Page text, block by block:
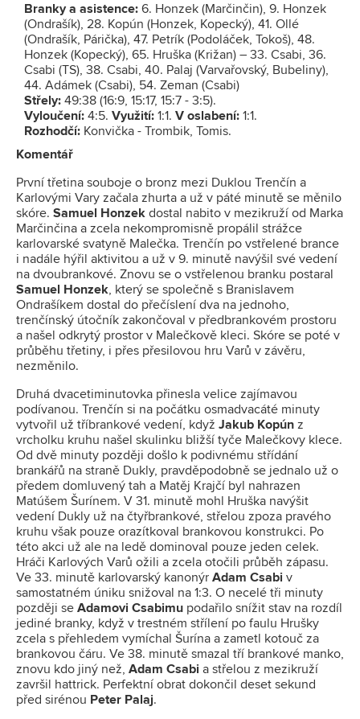
Branky a asistence: 6. Honzek (Marčinčin), 9. Honzek
(Ondrašík), 28. Kopún (Honzek, Kopecký), 41. Ollé
(Ondrašík, Párička), 47. Petrík (Podoláček, Tokoš), 48.
Honzek (Kopecký), 65. Hruška (Križan) – 33. Csabi, 36.
Csabi (TS), 38. Csabi, 40. Palaj (Varvařovský, Bubeliny),
44. Adámek (Csabi), 54. Zeman (Csabi)
Střely: 49:38 (16:9, 15:17, 15:7 - 3:5).
Vyloučení: 4:5. Využití: 1:1. V oslabení: 1:1.
Rozhodčí: Konvička - Trombik, Tomis.
Komentář
První třetina souboje o bronz mezi Duklou Trenčín a
Karlovými Vary začala zhurta a už v páté minutě se měnilo
skóre. Samuel Honzek dostal nabito v mezikruží od Marka
Marčinčina a zcela nekompromisně propálil strážce
karlovarské svatyně Malečka. Trenčín po vstřelené brance
i nadále hýřil aktivitou a už v 9. minutě navýšil své vedení
na dvoubrankové. Znovu se o vstřelenou branku postaral
Samuel Honzek, který se společně s Branislavem
Ondrašíkem dostal do přečíslení dva na jednoho,
trenčínský útočník zakončoval v předbrankovém prostoru
a našel odkrytý prostor v Malečkově kleci. Skóre se poté v
průběhu třetiny, i přes přesilovou hru Varů v závěru,
nezměnilo.
Druhá dvacetiminutovka přinesla velice zajímavou
podívanou. Trenčín si na počátku osmadvacáté minuty
vytvořil už tříbrankové vedení, když Jakub Kopún z
vrcholku kruhu našel skulinku bližší tyče Malečkovy klece.
Od dvě minuty později došlo k podivnému střídání
brankářů na straně Dukly, pravděpodobně se jednalo už o
předem domluvený tah a Matěj Krajčí byl nahrazen
Matúšem Šurínem. V 31. minutě mohl Hruška navýšit
vedení Dukly už na čtyřbrankové, střelou zpoza pravého
kruhu však pouze orazítkoval brankovou konstrukci. Po
této akci už ale na ledě dominoval pouze jeden celek.
Hráči Karlových Varů ožili a zcela otočili průběh zápasu.
Ve 33. minutě karlovarský kanonýr Adam Csabi v
samostatném úniku snižoval na 1:3. O necelé tři minuty
později se Adamovi Csabimu podařilo snížit stav na rozdíl
jediné branky, když v trestném střílení po faulu Hrušky
zcela s přehledem vymíchal Šurína a zametl kotouč za
brankovou čáru. Ve 38. minutě smazal tří brankové manko,
znovu kdo jiný než, Adam Csabi a střelou z mezikruží
završil hattrick. Perfektní obrat dokončil deset sekund
před sirénou Peter Palaj.